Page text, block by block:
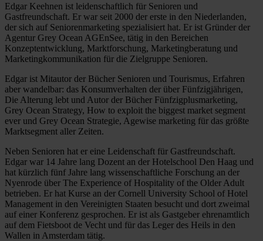
Edgar Keehnen ist leidenschaftlich für Senioren und
Gastfreundschaft. Er war seit 2000 der erste in den Niederlanden,
der sich auf Seniorenmarketing spezialisiert hat. Er ist Gründer der
Agentur Grey Ocean AGEnSee, tätig in den Bereichen
Konzeptentwicklung, Marktforschung, Marketingberatung und
Marketingkommunikation für die Zielgruppe Senioren.
Edgar ist Mitautor der Bücher Senioren und Tourismus, Erfahren
aber wandelbar: das Konsumverhalten der über Fünfzigjährigen,
Die Alterung lebt und Autor der Bücher Fünfzigplusmarketing,
Grey Ocean Strategy, How to exploit the biggest market segment
ever und Grey Ocean Strategie, Agewise marketing für das größte
Marktsegment aller Zeiten.
Neben Senioren hat er eine Leidenschaft für Gastfreundschaft.
Edgar war 14 Jahre lang Dozent an der Hotelschool Den Haag und
hat kürzlich fünf Jahre lang wissenschaftliche Forschung an der
Nyenrode über The Experience of Hospitality of the Older Adult
betrieben. Er hat Kurse an der Cornell University School of Hotel
Management in den Vereinigten Staaten besucht und dort zweimal
auf einer Konferenz gesprochen. Er ist als Gastgeber ehrenamtlich
auf dem Fietsboot de Vecht und für das Leger des Heils in den
Wallen in Amsterdam tätig.